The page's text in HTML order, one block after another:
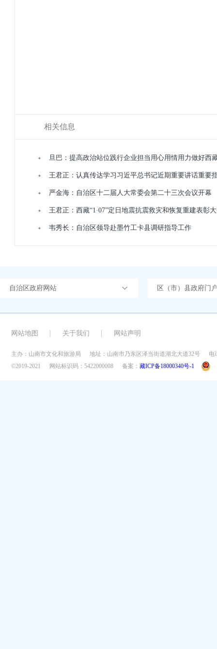
相关信息
旦巴：提高政治站位践行企业担当用心用情用力做好西
王君正：认真传达学习习近平总书记近期重要讲话重要
严金海：自治区十二届人大常委会第二十三次会议开幕
王君正：西藏“1·07”定日地震抗震救灾和恢复重建表彰
韦秀长：自治区领导赴墨竹工卡县调研指导工作
自治区政府网站 区（市）县政府门
网站地图 关于我们 网站声明
主办：山南市文化和旅游局 地址：山南市乃东区泽当街道湖北大道32号
电
©2019-2021
网站标识码：5422000008 备案： 藏ICP备18000340号-1